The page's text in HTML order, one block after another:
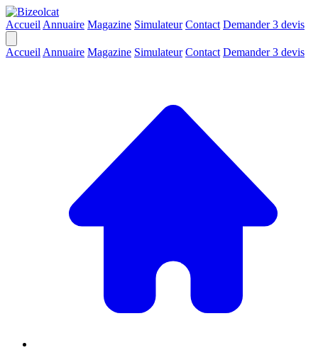
Accueil Annuaire Magazine Simulateur Contact Demander 3 devis
Accueil Annuaire Magazine Simulateur Contact Demander 3 devis